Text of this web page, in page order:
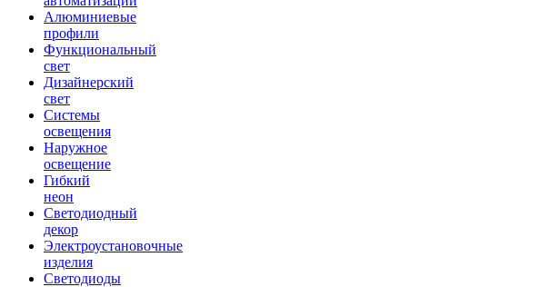
Алюминиевые
профили
Функциональный
свет
Дизайнерский
свет
Системы
освещения
Наружное
освещение
Гибкий
неон
Светодиодный
декор
Электроустановочные
изделия
Светодиоды